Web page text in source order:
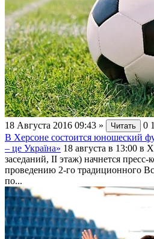
18 Августа 2016 09:43 » Читать 0
В Херсоне состоится юношеский
– це Україна» 18 августа в 13:00 в
заседаний, II этаж) начнется
проведению 2-го традиционного
по...